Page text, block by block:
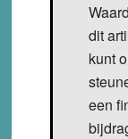
dit
kunt
een